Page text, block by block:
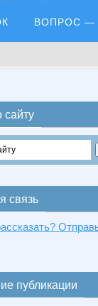
ВОПРОС —
сайту
связь
публикации